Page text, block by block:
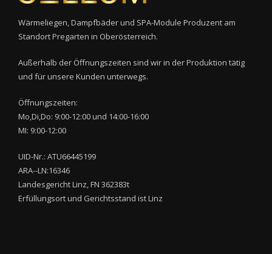
Wärmeliegen, Dampfbäder und SPA-Module Produzent am
Standort Pregarten in Oberösterreich.
Außerhalb der Öffnungszeiten sind wir in der Produktion tätig
und für unsere Kunden unterwegs.
Öffnungszeiten:
Mo,Di,Do: 9:00-12:00 und 14:00-16:00
MI: 9:00-12:00
UID-Nr.: ATU66445199
ARA--LN:16346
Landesgericht Linz, FN 362383t
Erfüllungsort und Gerichtsstand ist Linz